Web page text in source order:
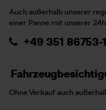
Auch außerhalb unserer
einer Panne mit unserer
+49 351 86753-
Ohne Verkauf auch